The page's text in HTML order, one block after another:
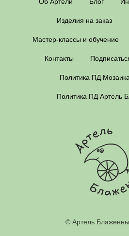
Изделия на заказ
Мастер-классы и обучение
Контакты
Политика ПД
Политика ПД Артель
© Артель